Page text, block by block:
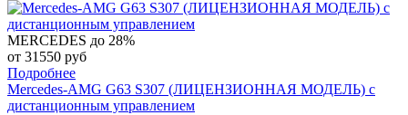
MERCEDES до 28%
от 31550 руб
Подробнее
Mercedes-AMG G63 S307 (ЛИЦЕНЗИОННАЯ МОДЕЛЬ) с
дистанционным управлением